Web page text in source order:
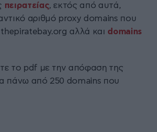
πειρατείας, εκτός από αυτά,
αριθμό proxy domains που
αλλά και domains
το pdf με την απόφαση της
πάνω από 250 domains που